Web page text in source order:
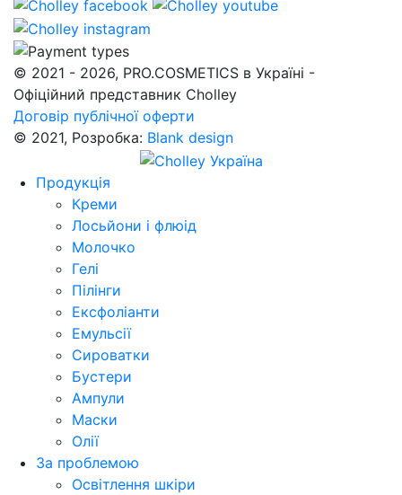
© 2021 - 2026, PRO.COSMETICS в Україні -
Офіційний представник Cholley
Договір публічної оферти
© 2021, Розробка: Blank design
Продукція
Креми
Лосьйони і флюід
Молочко
Гелі
Пілінги
Ексфоліанти
Емульсії
Сироватки
Бустери
Ампули
Маски
Олії
За проблемою
Освітлення шкіри